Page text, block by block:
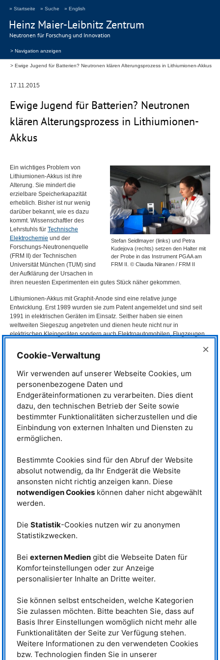
Heinz Maier-Leibnitz Zentrum
Neutronen für Forschung und Innovation
» Startseite » Suche » English
> Navigation anzeigen
Ewige Jugend für Batterien? Neutronen klären Alterungsprozess in Lithiumionen-Akkus
17.11.2015
Ewige Jugend für Batterien? Neutronen
klären Alterungsprozess in Lithiumionen-
Akkus
Stefan Seidlmayer (links) und Petra
Kudejova (rechts) setzen den Halter mit
der Probe in das Instrument PGAA am
FRM II. © Claudia Niiranen / FRM II
Ein wichtiges Problem von
Lithiumionen-Akkus ist ihre
Alterung. Sie mindert die
erzielbare Speicherkapazität
erheblich. Bisher ist nur wenig
darüber bekannt, wie es dazu
kommt. Wissenschaftler des
Lehrstuhls für Technische
Elektrochemie und der
Forschungs-Neutronenquelle
(FRM
II) der Technischen
Universität München (TUM) sind
der Aufklärung der Ursachen in
ihren neuesten Experimenten ein gutes Stück näher gekommen.
Lithiumionen-Akkus mit Graphit-Anode sind eine relative junge
Entwicklung. Erst 1989 wurden sie zum Patent angemeldet und sind seit
1991 in elektrischen Geräten im Einsatz. Seither haben sie einen
weltweiten Siegeszug angetreten und dienen heute nicht nur in
elektrischen Kleingeräten sondern auch Elektroautomobilen, Flugzeugen
Zwischenspeicher mit Megawatt-Kapazitäten dienen.
bereits beim ersten Ladezyklus der Zelle, dem Formierungsschritt. Hier
verliert er bis zu 10 Prozent seiner Kapazität. Bei jedem weiteren Lade-
und Entladevorgang sinkt die Kapazität weiter, wenn auch nur geringfügig.
Auch bei bloßer Lagerung, vor allem bei Temperaturen über der
Raumtemperatur, geht weitere Kapazität verloren.
Für diese Alterungseffekte hat die Physik zwar mehrere Ideen, aber noch
keine endgültige Erklärung gefunden.
Spurensuche mit Röntgenstrahlung und Neutronen
Um den Alterungsmechanismus zu verstehen und die Gründe dafür
herauszufinden, kombinierten dieTUM-Wissenschaftler elektrochemische
Untersuchungen mit so unterschiedlichen Messmethoden wie
AktivierungsanalysePGAA.
Mit diesen analysierten sie das Verhalten von Akkus mit Graphit-Anode und
verschiedenen Temperaturen. NMC-Zellen sind beliebt in der
Elektromobilität, denn sie besitzen eine hohe Kapazität und halten
theoretisch Ladespannungen von bis zu knapp fünf Volt aus. Bei
Spannungen über 4,4 Volt nimmt jedoch die Alterung stark zu.
Mit Hilfe der Röntgenstreuung untersuchten die Wissenschaftler den
Verlust an aktivem Lithium über mehrere Ladezyklen.
Impedanzmessungen der Akkuzellen dienten dazu, den zunehmenden
Widerstand zu erfassen. Die Aktivierungsanalyse mit Neutronen schließlich
half, die extrem geringen Mengen an abgeschiedenem Übergangsmetall
auf den Graphitelektroden sicher zu bestimmen.
Cookie-Verwaltung ×
Wir verwenden auf unserer Webseite Cookies, um
personenbezogene Daten und
Endgeräteinformationen zu verarbeiten. Dies dient
dazu, den technischen Betrieb der Seite sowie
bestimmter Funktionalitäten sicherzustellen und die
Einbindung von externen Inhalten und Diensten zu
ermöglichen.
Bestimmte Cookies sind für den Abruf der Website
absolut notwendig, da Ihr Endgerät die Website
ansonsten nicht richtig anzeigen kann. Diese
notwendigen Cookieskönnen daher nicht abgewählt
werden.
Die Statistik-Cookies nutzen wir zu anonymen
Statistikzwecken.
Bei externen Mediengibt die Webseite Daten für
Komforteinstellungen oder zur Anzeige
personalisierter Inhalte an Dritte weiter.
Sie können selbst entscheiden, welche Kategorien
Sie zulassen möchten. Bitte beachten Sie, dass auf
Basis Ihrer Einstellungen womöglich nicht mehr alle
Funktionalitäten der Seite zur Verfügung stehen.
Weitere Informationen zu den verwendeten Cookies
bzw. Technologien finden Sie in unserer